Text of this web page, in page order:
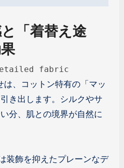
「着替え途
fabric
は、コットン特有の「マッ
き出します。シルクやサ
分、肌との境界が自然に
装飾を抑えたプレーンなデ